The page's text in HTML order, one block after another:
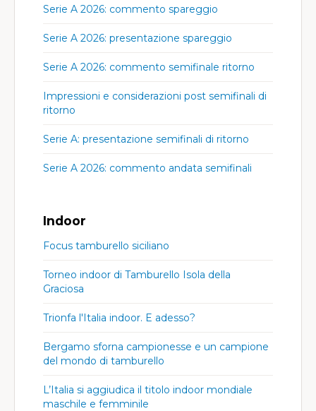
Serie A 2026: commento spareggio
Serie A 2026: presentazione spareggio
Serie A 2026: commento semifinale ritorno
Impressioni e considerazioni post semifinali di
ritorno
Serie A: presentazione semifinali di ritorno
Serie A 2026: commento andata semifinali
Indoor
Focus tamburello siciliano
Torneo indoor di Tamburello Isola della
Graciosa
Trionfa l'Italia indoor. E adesso?
Bergamo sforna campionesse e un campione
del mondo di tamburello
L’Italia si aggiudica il titolo indoor mondiale
maschile e femminile